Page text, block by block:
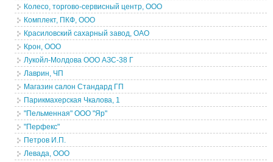
Колесо, торгово-сервисный центр, ООО
Комплект, ПКФ, ООО
Красиловский сахарный завод, ОАО
Крон, ООО
Лукойл-Молдова ООО АЗС-38 Г
Лаврин, ЧП
Магазин салон Стандард ГП
Парикмахерская Чкалова, 1
"Пельменная" ООО "Яр"
"Перфекс"
Петров И.П.
Левада, ООО